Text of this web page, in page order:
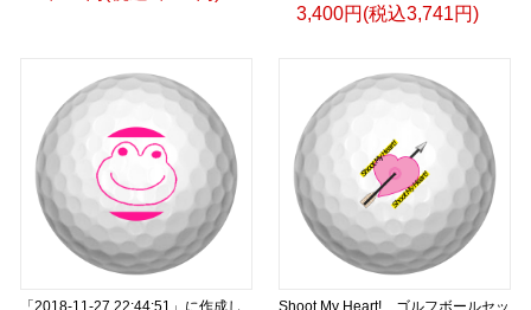
3,400円(税込3,741円)
「2018-11-27 22:44:51」に作成し Shoot My Heart! ゴルフボールセッ